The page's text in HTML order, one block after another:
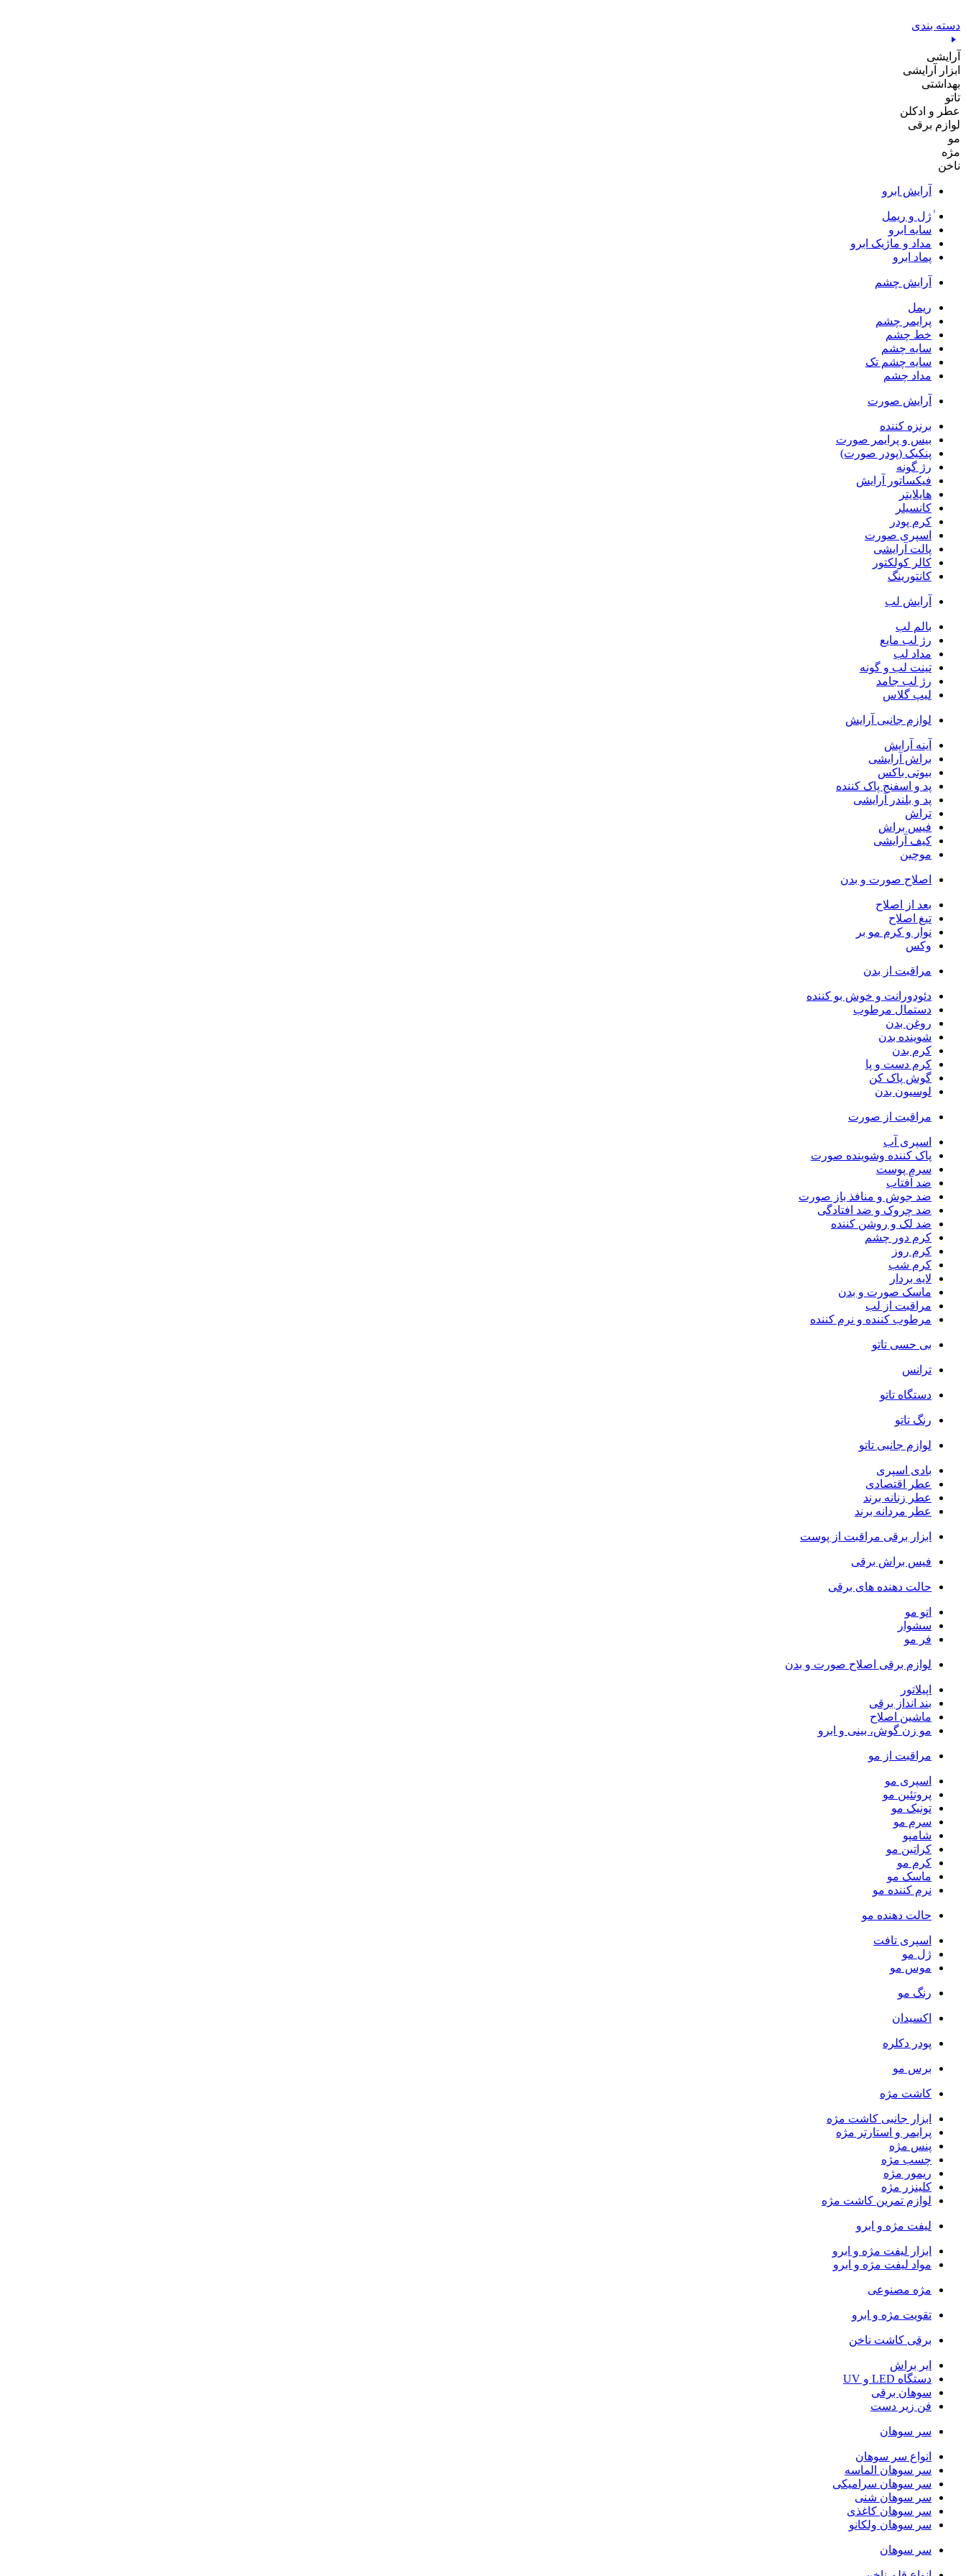
به
محتوا
دسته بندی
آرایشی
ابزار آرایشی
بهداشتی
تاتو
عطر و ادکلن
لوازم برقی
مو
مژه
ناخن
آرایش ابرو
ٰژل و ریمل
سایه ابرو
مداد و ماژیک ابرو
پماد ابرو
آرایش چشم
ریمل
پرایمر چشم
خط چشم
سایه چشم
سایه چشم تک
مداد چشم
آرایش صورت
برنزه کننده
بیس و پرایمر صورت
پنکیک (پودر صورت)
رژ گونه
فیکساتور آرایش
هایلایتر
کانسیلر
کرم پودر
اسپری صورت
پالت آرایشی
کالر کولکتور
کانتورینگ
آرایش لب
بالم لب
رژ لب مایع
مداد لب
تینت لب و گونه
رژ لب جامد
لیپ گلاس
لوازم جانبی آرایش
آینه آرایش
براش آرایشی
بیوتی باکس
پد و اسفنج پاک کننده
پد و بلندر آرایشی
تراش
فیس براش
کیف آرایشی
موچین
اصلاح صورت و بدن
بعد از اصلاح
تیغ اصلاح
نوار و کرم مو بر
وکس
مراقبت از بدن
دئودورانت و خوش بو کننده
دستمال مرطوب
روغن بدن
شوینده بدن
کرم بدن
کرم دست و پا
گوش پاک کن
لوسیون بدن
مراقبت از صورت
اسپری آب
پاک کننده وشوینده صورت
سرم پوست
ضد آفتاب
ضد جوش و منافذ باز صورت
ضد چروک و ضد افتادگی
ضد لک و روشن کننده
کرم دور چشم
کرم روز
کرم شب
لایه بردار
ماسک صورت و بدن
مراقبت از لب
مرطوب کننده و نرم کننده
بی حسی تاتو
ترانس
دستگاه تاتو
رنگ تاتو
لوازم جانبی تاتو
بادی اسپری
عطر اقتصادی
عطر زنانه برند
عطر مردانه برند
ابزار برقی مراقبت از پوست
فیس براش برقی
حالت دهنده های برقی
اتو مو
سشوار
فر مو
لوازم برقی اصلاح صورت و بدن
اپیلاتور
بند انداز برقی
ماشین اصلاح
مو زن گوش، بینی و ابرو
مراقبت از مو
اسپری مو
پروتئین مو
تونیک مو
سرم مو
شامپو
کراتین مو
کرم مو
ماسک مو
نرم کننده مو
حالت دهنده مو
اسپری تافت
ژل مو
موس مو
رنگ مو
اکسیدان
پودر دکلره
برس مو
کاشت مژه
ابزار جانبی کاشت مژه
پرایمر و استارتر مژه
پنس مژه
چسب مژه
ریمور مژه
کلینزر مژه
لوازم تمرین کاشت مژه
لیفت مژه و ابرو
ابزار لیفت مژه و ابرو
مواد لیفت مژه و ابرو
مژه مصنوعی
تقویت مژه و ابرو
برقی کاشت ناخن
ایر براش
دستگاه LED و UV
سوهان برقی
فن زیر دست
سر سوهان
انواع سر سوهان
سر سوهان الماسه
سر سوهان سرامیکی
سر سوهان شنی
سر سوهان کاغذی
سر سوهان ولکانو
سر سوهان